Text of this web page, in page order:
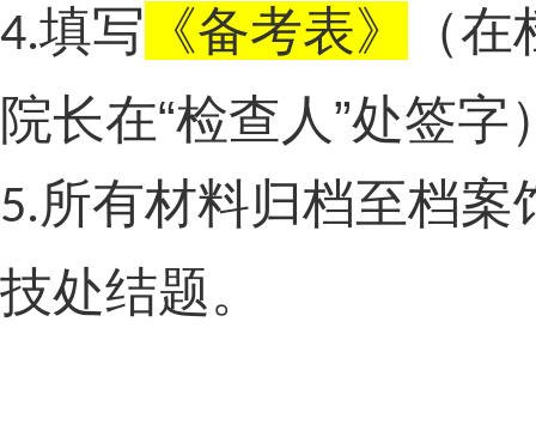
4.填写 《备考表》
（
院长在“检查人”处签
5.所有材料归档至档
技处结题。